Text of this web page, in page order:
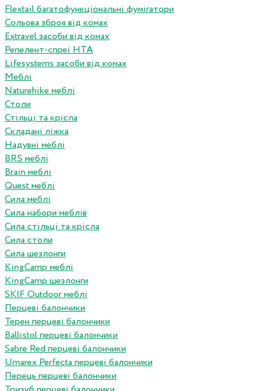
Flextail багатофункціональні фумігатори
Сольова зброя від комах
Extravel засоби від комах
Репелент-спреї HTA
Lifesystems засоби від комах
Меблі
Naturehike меблі
Столи
Стільці та крісла
Складані ліжка
Надувні меблі
BRS меблі
Brain меблі
Quest меблі
Сила меблі
Сила набори меблів
Сила стільці та крісла
Сила столи
Сила шезлонги
KingCamp меблі
KingCamp шезлонги
SKIF Outdoor меблі
Перцеві балончики
Терен перцеві балончики
Ballistol перцеві балончики
Sabre Red перцеві балончики
Umarex Perfecta перцеві балончики
Перець перцеві балончики